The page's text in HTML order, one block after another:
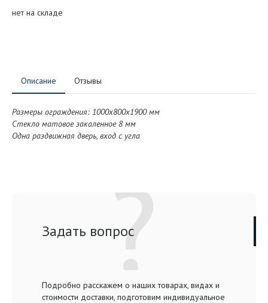
нет на складе
Описание Отзывы
Размеры ограждения: 1000x800x1900 мм
Стекло матовое закаленное 8 мм
Одна раздвижная дверь, вход с угла
Задать вопрос
Подробно расскажем о наших товарах, видах и
стоимости доставки, подготовим индивидуальное